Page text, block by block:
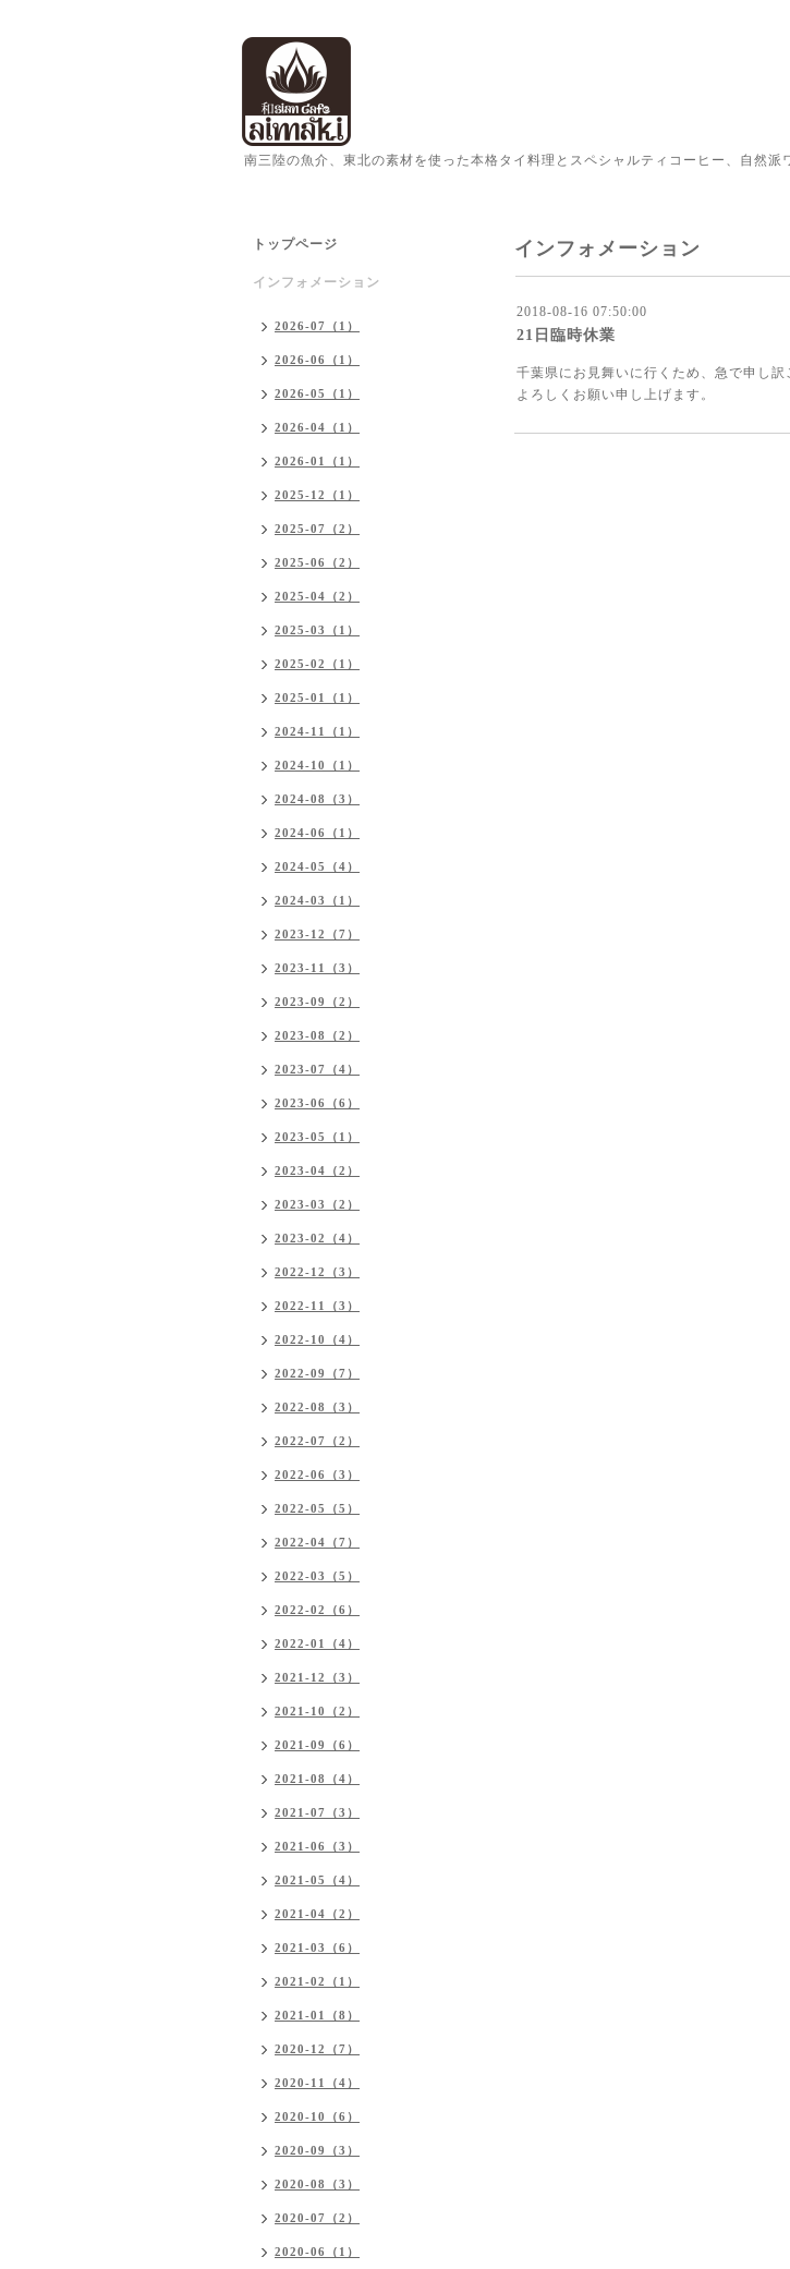
南三陸の魚介、東北の素材を使った本格タイ料理とスペシャルティコーヒー、自然派
インフォメーション
2018-08-16 07:50:00
21日臨時休業
千葉県にお見舞いに行くため、急で申し
よろしくお願い申し上げます。
トップページ
インフォメーション
2026-07（1）
2026-06（1）
2026-05（1）
2026-04（1）
2026-01（1）
2025-12（1）
2025-07（2）
2025-06（2）
2025-04（2）
2025-03（1）
2025-02（1）
2025-01（1）
2024-11（1）
2024-10（1）
2024-08（3）
2024-06（1）
2024-05（4）
2024-03（1）
2023-12（7）
2023-11（3）
2023-09（2）
2023-08（2）
2023-07（4）
2023-06（6）
2023-05（1）
2023-04（2）
2023-03（2）
2023-02（4）
2022-12（3）
2022-11（3）
2022-10（4）
2022-09（7）
2022-08（3）
2022-07（2）
2022-06（3）
2022-05（5）
2022-04（7）
2022-03（5）
2022-02（6）
2022-01（4）
2021-12（3）
2021-10（2）
2021-09（6）
2021-08（4）
2021-07（3）
2021-06（3）
2021-05（4）
2021-04（2）
2021-03（6）
2021-02（1）
2021-01（8）
2020-12（7）
2020-11（4）
2020-10（6）
2020-09（3）
2020-08（3）
2020-07（2）
2020-06（1）